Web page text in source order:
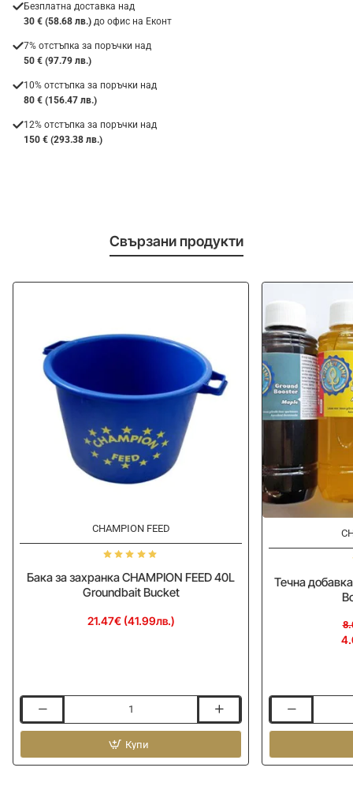
Безплатна доставка над
30 € (58.68 лв.) до офис на Еконт
7% отстъпка за поръчки над
50 € (97.79 лв.)
10% отстъпка за поръчки над
80 € (156.47 лв.)
12% отстъпка за поръчки над
150 € (293.38 лв.)
Свързани продукти
CHAMPION FEED
Бака за захранка CHAMPION FEED 40L
Groundbait Bucket
21.47€ (41.99лв.)
за
CHAMPION
Купи
Течна
добавка
FEED